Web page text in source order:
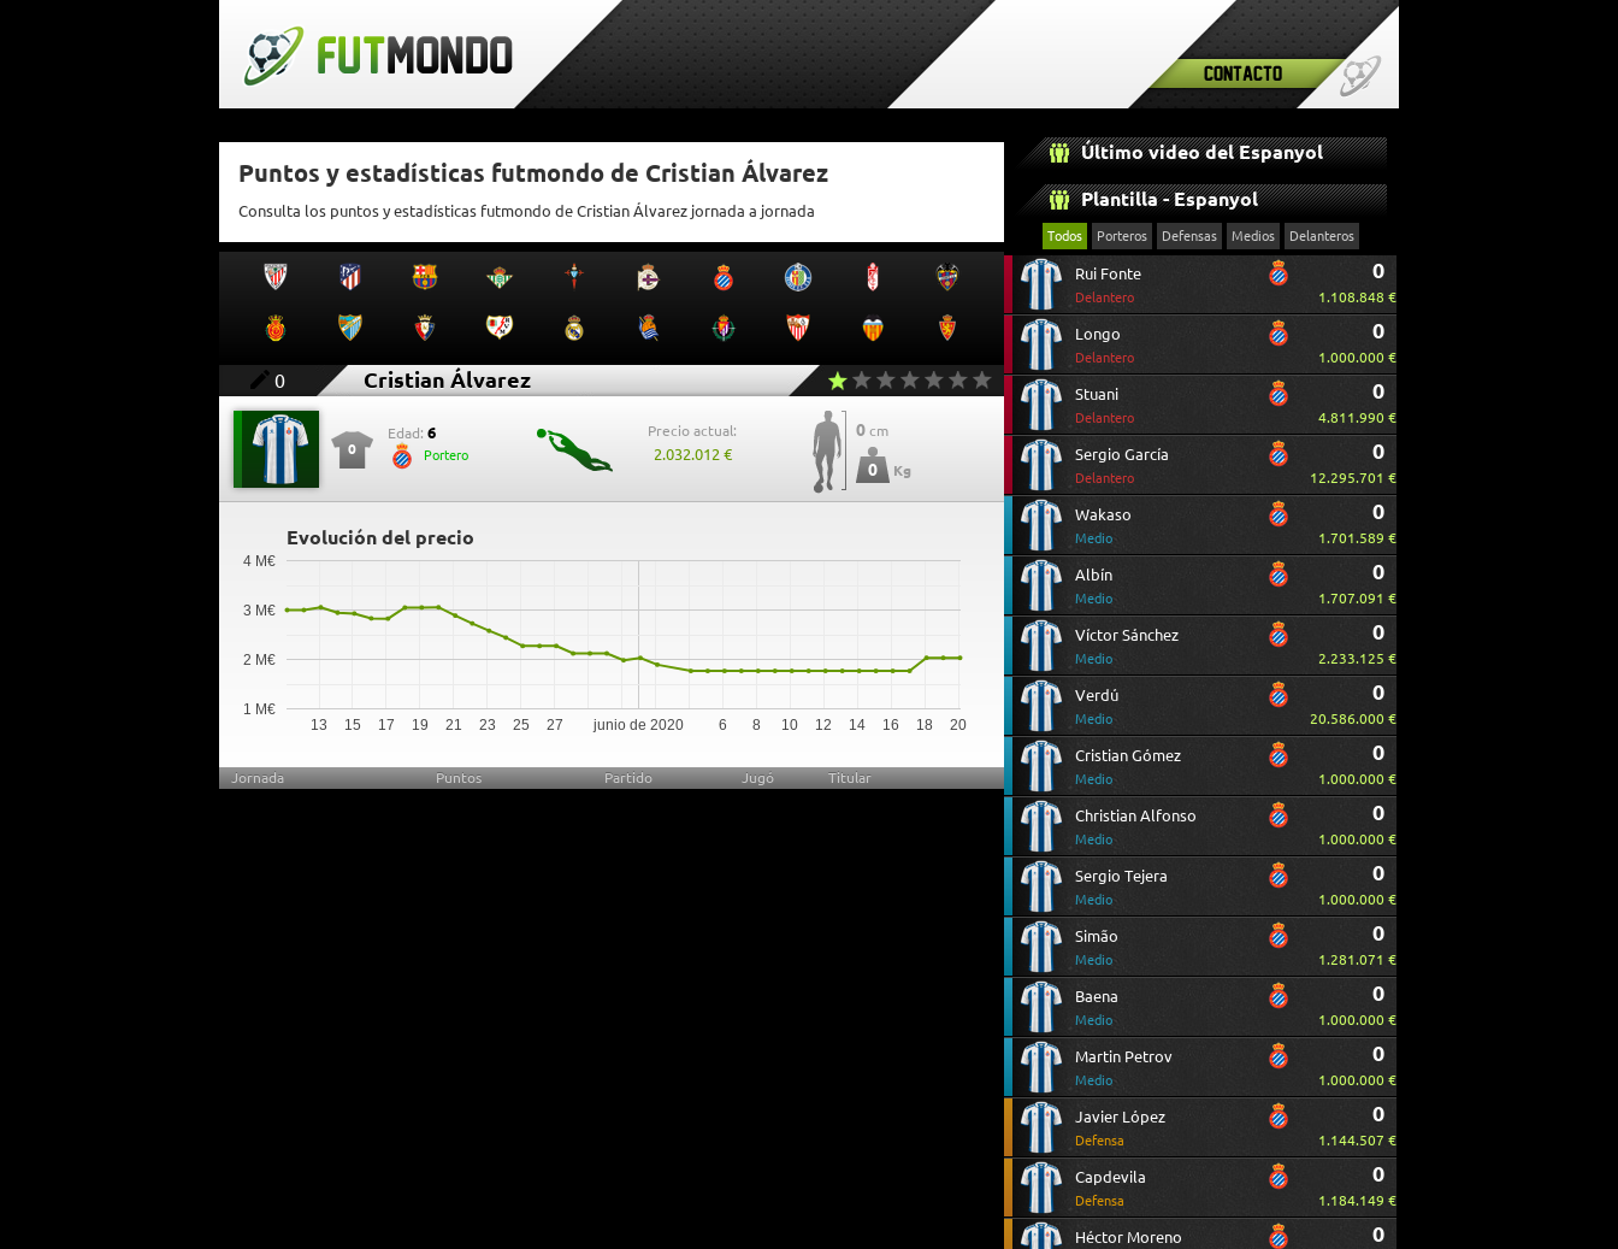
Contacto
Puntos y estadísticas futmondo de Cristian Álvarez
Consulta los puntos y estadísticas futmondo de Cristian Álvarez jornada a jornada
0 Cristian Álvarez
0
Edad: 6
Portero
Precio actual:
2.032.012 €
0 cm
0 Kg
Evolución del precio
junio de 2020
13 15 17 19 21 23 25 27 6 8 10 12 14 16 18 20
1 M€
2 M€
3 M€
4 M€
Jornada Puntos Partido Jugó Titular
Último video del Espanyol
Plantilla - Espanyol
Todos Porteros Defensas Medios Delanteros
Rui Fonte
Delantero
0
1.108.848 €
Longo
Delantero
0
1.000.000 €
Stuani
Delantero
0
4.811.990 €
Sergio García
Delantero
0
12.295.701 €
Wakaso
Medio
0
1.701.589 €
Albín
Medio
0
1.707.091 €
Víctor Sánchez
Medio
0
2.233.125 €
Verdú
Medio
0
20.586.000 €
Cristian Gómez
Medio
0
1.000.000 €
Christian Alfonso
Medio
0
1.000.000 €
Sergio Tejera
Medio
0
1.000.000 €
Simão
Medio
0
1.281.071 €
Baena
Medio
0
1.000.000 €
Martin Petrov
Medio
0
1.000.000 €
Javier López
Defensa
0
1.144.507 €
Capdevila
Defensa
0
1.184.149 €
Héctor Moreno 0